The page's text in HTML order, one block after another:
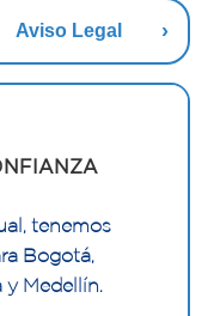
Aviso Legal
tenemos
Bogotá,
y Medellín.